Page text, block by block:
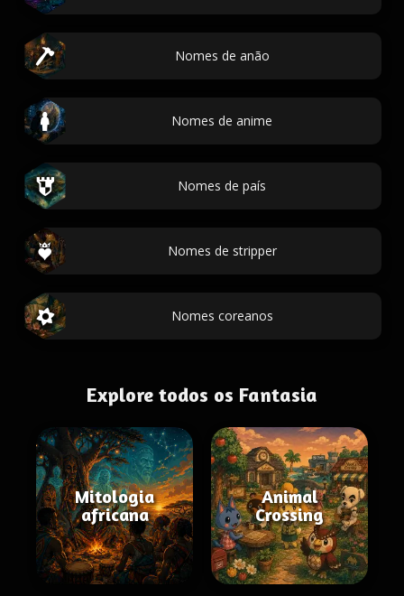
Nomes de anão
Nomes de anime
Nomes de país
Nomes de stripper
Nomes coreanos
Explore todos os Fantasia
Mitologia
africana
Animal
Crossing